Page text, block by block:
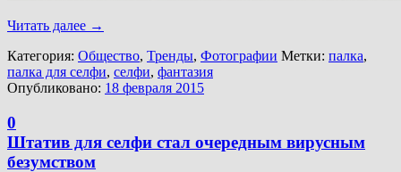
Читать далее →
Категория: Общество, Тренды, Фотографии Метки: палка,
палка для селфи, селфи, фантазия
Опубликовано: 18 февраля 2015
0
Штатив для селфи стал очередным вирусным
безумством